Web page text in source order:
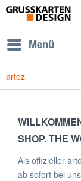
Menü
artoz
SHOP. THE
Als offizieller
ab sofort bei